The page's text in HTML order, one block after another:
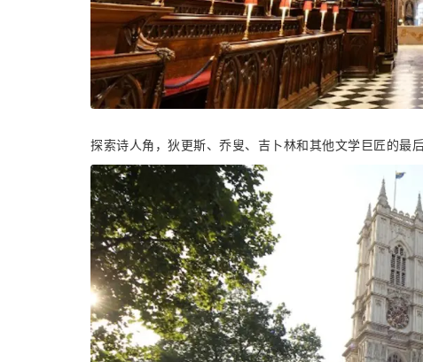
探索诗人角，狄更斯、乔叟、吉卜林和其他文学巨匠的最后